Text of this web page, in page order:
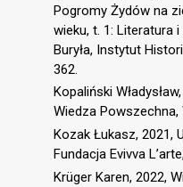
Pogromy Żydów na
wieku, t. 1: Literatura
Buryła, Instytut
362.
Kopaliński
Wiedza Powszechna,
Kozak Łukasz, 2021,
Fundacja Evivva
Krüger Karen, 2022,